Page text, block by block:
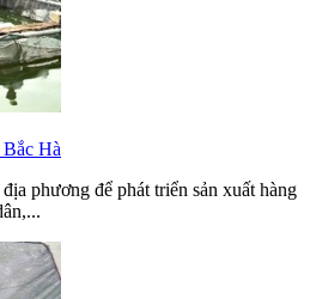
Hà
phương để phát triển sản xuất hàng